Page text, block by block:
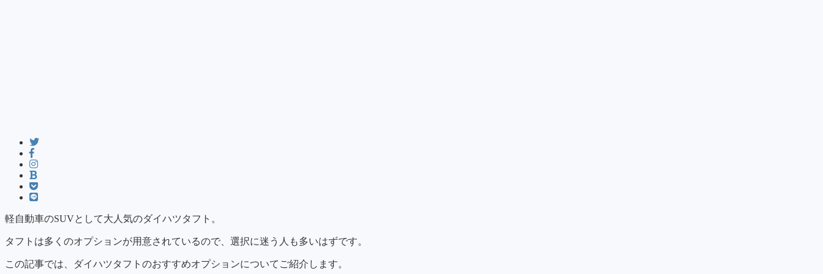
軽自動車のSUVとして大人気のダイハツタフト。
タフトは多くのオプションが用意されているので、選択に迷う人も多いはずです。
この記事では、ダイハツタフトのおすすめオプションについてご紹介します。